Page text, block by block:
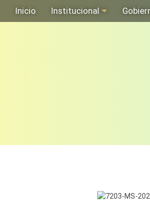
Inicio Institucional